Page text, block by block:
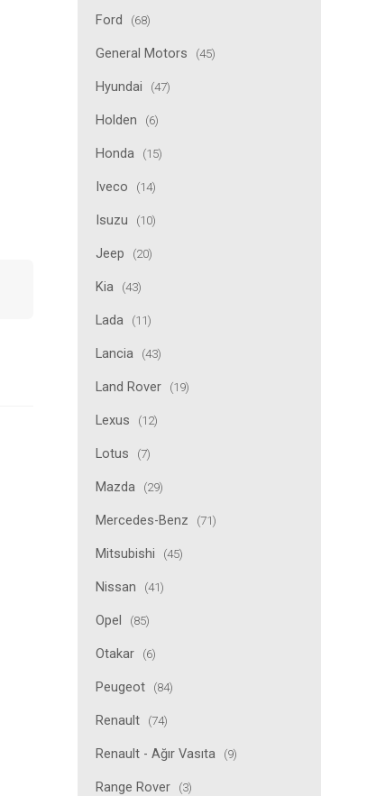
Ford (68)
General Motors (45)
Hyundai (47)
Holden (6)
Honda (15)
Iveco (14)
Isuzu (10)
Jeep (20)
Kia (43)
Lada (11)
Lancia (43)
Land Rover (19)
Lexus (12)
Lotus (7)
Mazda (29)
Mercedes-Benz (71)
Mitsubishi (45)
Nissan (41)
Opel (85)
Otakar (6)
Peugeot (84)
Renault (74)
Renault - Ağır Vasıta (9)
Range Rover (3)